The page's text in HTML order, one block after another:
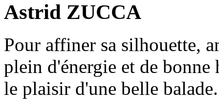
Astrid ZUCCA
Pour affiner sa silhouette,
plein d'énergie et de
le plaisir d'une belle